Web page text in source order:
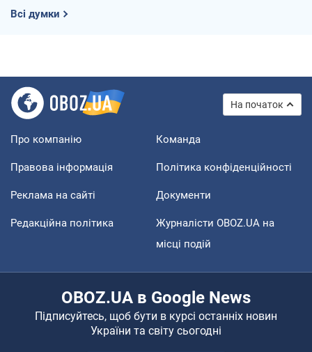
Всі думки
На початок
Про компанію Команда
Правова інформація Політика конфіденційності
Реклама на сайті Документи
Редакційна політика
Журналісти OBOZ.UA на
місці подій
OBOZ.UA в Google News
Підписуйтесь, щоб бути в курсі останніх новин
України та світу сьогодні